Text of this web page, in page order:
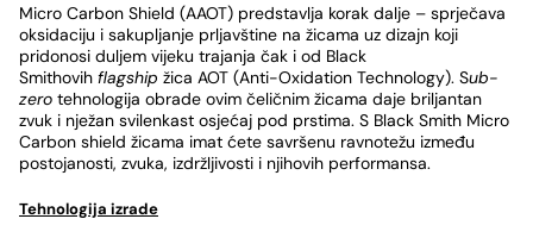
Micro Carbon Shield (AAOT) predstavlja korak dalje – sprječava
oksidaciju i sakupljanje prljavštine na žicama uz dizajn koji
pridonosi duljem vijeku trajanja čak i od Black
Smithovih flagship žica AOT (Anti-Oxidation Technology). Sub-
zero tehnologija obrade ovim čeličnim žicama daje briljantan
zvuk i nježan svilenkast osjećaj pod prstima. S Black Smith Micro
Carbon shield žicama imat ćete savršenu ravnotežu između
postojanosti, zvuka, izdržljivosti i njihovih performansa.
Tehnologija izrade